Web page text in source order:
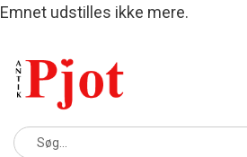
Emnet udstilles ikke mere.